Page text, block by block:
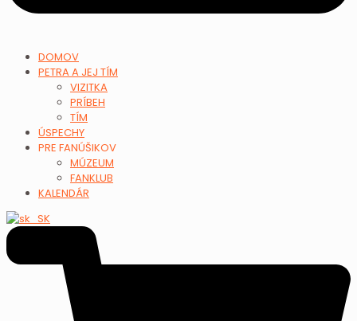
DOMOV
PETRA A JEJ TÍM
VIZITKA
PRÍBEH
TÍM
ÚSPECHY
PRE FANÚŠIKOV
MÚZEUM
FANKLUB
KALENDÁR